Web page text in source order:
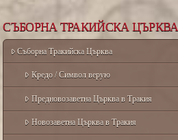
СЪБОРНА ТРАКИЙСКА ЦЪРКВА
Съборна Тракийска Църква
Кредо / Символ верую
Предновозаветна Църква в Тракия
Новозаветна Църква в Тракия